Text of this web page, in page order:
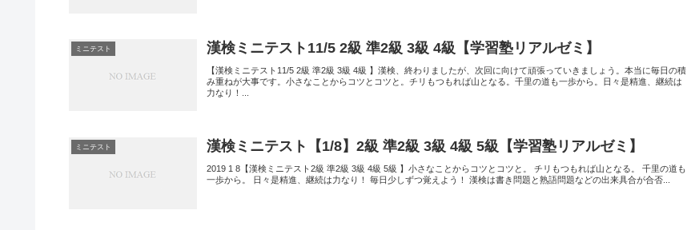
ミニテスト 漢検ミニテスト11/5 2級 準2級 3級 4級【学習塾リアルゼミ】
【漢検ミニテスト11/5 2級 準2級 3級 4級 】漢検、終わりましたが、次回に向けて頑張っていきましょう。本当に毎日の積
み重ねが大事です。小さなことからコツとコツと。チリもつもれば山となる。千里の道も一歩から。日々是精進、継続は
力なり！...
ミニテスト 漢検ミニテスト【1/8】2級 準2級 3級 4級 5級【学習塾リアルゼミ】
2019 1 8【漢検ミニテスト2級 準2級 3級 4級 5級 】小さなことからコツとコツと。 チリもつもれば山となる。 千里の道も
一歩から。 日々是精進、継続は力なり！ 毎日少しずつ覚えよう！ 漢検は書き問題と熟語問題などの出来具合が合否...